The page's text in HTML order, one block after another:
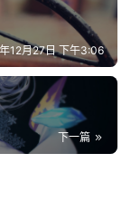
12月27日 下午3:06
下一篇